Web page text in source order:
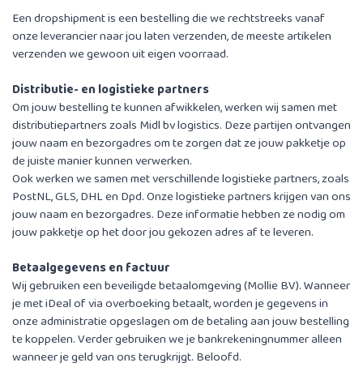
Een dropshipment is een bestelling die we rechtstreeks vanaf
onze leverancier naar jou laten verzenden, de meeste artikelen
verzenden we gewoon uit eigen voorraad.
Distributie- en logistieke partners
Om jouw bestelling te kunnen afwikkelen, werken wij samen met
distributiepartners zoals Midl bv logistics. Deze partijen ontvangen
jouw naam en bezorgadres om te zorgen dat ze jouw pakketje op
de juiste manier kunnen verwerken.
Ook werken we samen met verschillende logistieke partners, zoals
PostNL, GLS, DHL en Dpd. Onze logistieke partners krijgen van ons
jouw naam en bezorgadres. Deze informatie hebben ze nodig om
jouw pakketje op het door jou gekozen adres af te leveren.
Betaalgegevens en factuur
Wij gebruiken een beveiligde betaalomgeving (Mollie BV). Wanneer
je met iDeal of via overboeking betaalt, worden je gegevens in
onze administratie opgeslagen om de betaling aan jouw bestelling
te koppelen. Verder gebruiken we je bankrekeningnummer alleen
wanneer je geld van ons terugkrijgt. Beloofd.